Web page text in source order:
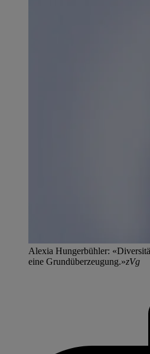
Alexia Hungerbühler:
eine Grundüberzeugung.»zVg